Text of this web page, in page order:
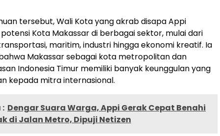
tersebut, Wali Kota yang akrab disapa Appi
Kota Makassar di berbagai sektor, mulai dari
maritim, industri hingga ekonomi kreatif. Ia
Makassar sebagai kota metropolitan dan
Indonesia Timur memiliki banyak keunggulan yang
kepada mitra internasional.
: Dengar Suara Warga, Appi Gerak Cepat Benahi
di Jalan Metro, Dipuji Netizen